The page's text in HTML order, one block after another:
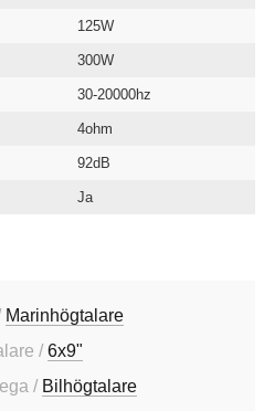
125W
300W
30-20000hz
4ohm
92dB
Ja
Marinhögtalare
/6x9"
/ Bilhögtalare